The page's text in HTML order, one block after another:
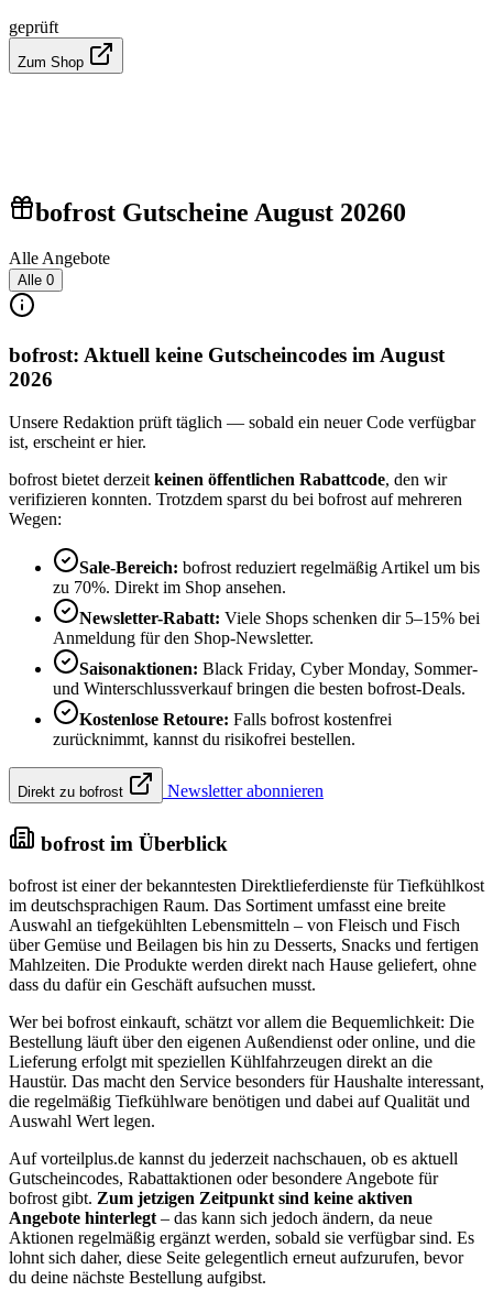
geprüft
Zum Shop
bofrost Gutscheine August 20260
Alle Angebote
Alle 0
bofrost: Aktuell keine Gutscheincodes im August
2026
Unsere Redaktion prüft täglich — sobald ein neuer Code verfügbar
ist, erscheint er hier.
bofrost bietet derzeit keinen öffentlichen Rabattcode, den wir
verifizieren konnten. Trotzdem sparst du bei bofrost auf mehreren
Wegen:
Sale-Bereich: bofrost reduziert regelmäßig Artikel um bis
zu 70%. Direkt im Shop ansehen.
Newsletter-Rabatt: Viele Shops schenken dir 5–15% bei
Anmeldung für den Shop-Newsletter.
Saisonaktionen: Black Friday, Cyber Monday, Sommer-
und Winterschlussverkauf bringen die besten bofrost-Deals.
Kostenlose Retoure: Falls bofrost kostenfrei
zurücknimmt, kannst du risikofrei bestellen.
Direkt zu bofrost Newsletter abonnieren
bofrost im Überblick
bofrost ist einer der bekanntesten Direktlieferdienste für Tiefkühlkost
im deutschsprachigen Raum. Das Sortiment umfasst eine breite
Auswahl an tiefgekühlten Lebensmitteln – von Fleisch und Fisch
über Gemüse und Beilagen bis hin zu Desserts, Snacks und fertigen
Mahlzeiten. Die Produkte werden direkt nach Hause geliefert, ohne
dass du dafür ein Geschäft aufsuchen musst.
Wer bei bofrost einkauft, schätzt vor allem die Bequemlichkeit: Die
Bestellung läuft über den eigenen Außendienst oder online, und die
Lieferung erfolgt mit speziellen Kühlfahrzeugen direkt an die
Haustür. Das macht den Service besonders für Haushalte interessant,
die regelmäßig Tiefkühlware benötigen und dabei auf Qualität und
Auswahl Wert legen.
Auf vorteilplus.de kannst du jederzeit nachschauen, ob es aktuell
Gutscheincodes, Rabattaktionen oder besondere Angebote für
bofrost gibt. Zum jetzigen Zeitpunkt sind keine aktiven
Angebote hinterlegt – das kann sich jedoch ändern, da neue
Aktionen regelmäßig ergänzt werden, sobald sie verfügbar sind. Es
lohnt sich daher, diese Seite gelegentlich erneut aufzurufen, bevor
du deine nächste Bestellung aufgibst.